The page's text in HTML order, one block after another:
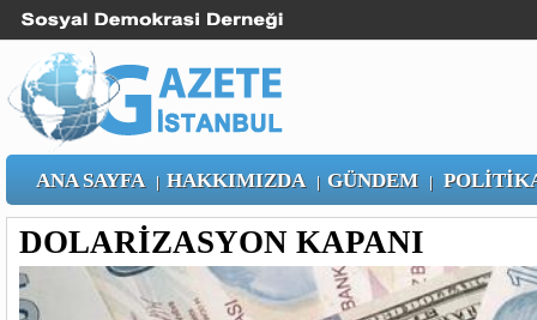
ANA SAYFA | HAKKIMIZDA | GÜNDEM|
DOLARİZASYON KAPANI